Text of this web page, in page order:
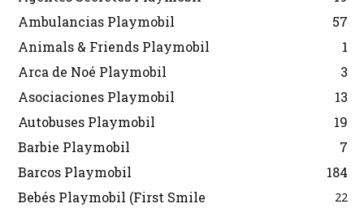
Ambulancias Playmobil
57
Animals & Friends Playmobil
1
Arca de Noé Playmobil
3
Asociaciones Playmobil
13
Autobuses Playmobil
19
Barbie Playmobil
7
Barcos Playmobil
184
Bebés Playmobil (First Smile
22